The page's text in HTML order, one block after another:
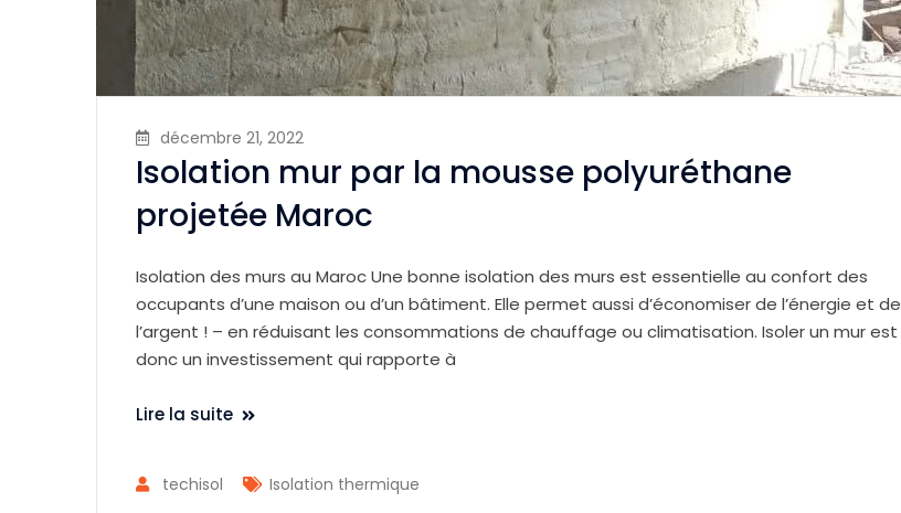
décembre 21, 2022
Isolation mur par la mousse polyuréthane
projetée Maroc
Isolation des murs au Maroc Une bonne isolation des murs est essentielle au confort des
occupants d’une maison ou d’un bâtiment. Elle permet aussi d’économiser de l’énergie et de
l’argent ! – en réduisant les consommations de chauffage ou climatisation. Isoler un mur est
donc un investissement qui rapporte à
Lire la suite
techisol Isolation thermique